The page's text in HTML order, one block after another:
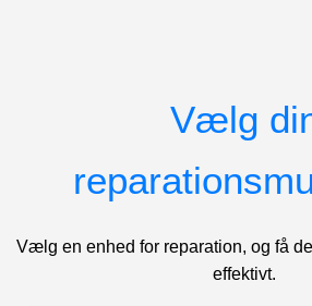
Vælg
Vælg en enhed for reparation, og få
effektivt.